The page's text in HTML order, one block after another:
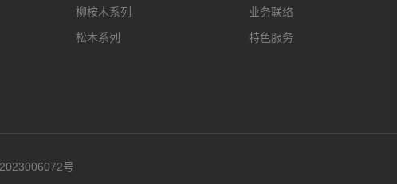
柳桉木系列
松木系列
业务联络
特色服务
号